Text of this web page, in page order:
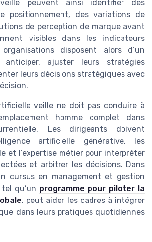
peuvent ainsi identifier des
positionnement, des variations de
de perception de marque avant
visibles dans les indicateurs
disposent alors d’un
anticiper, ajuster leurs stratégies
leurs décisions stratégiques avec
veille ne doit pas conduire à
homme complet dans
Les dirigeants doivent
artificielle générative, les
et l’expertise métier pour interpréter
et arbitrer les décisions. Dans
cursus en management et gestion
qu’un programme pour piloter la
, peut aider les cadres à intégrer
dans leurs pratiques quotidiennes